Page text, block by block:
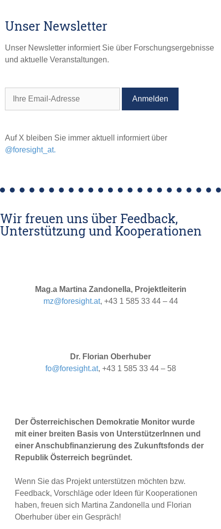
Unser Newsletter
Unser Newsletter informiert Sie über Forschungsergebnisse
und aktuelle Veranstaltungen.
Auf X bleiben Sie immer aktuell informiert über
@foresight_at.
Wir freuen uns über Feedback,
Unterstützung und Kooperationen
Mag.a Martina Zandonella, Projektleiterin
mz@foresight.at, +43 1 585 33 44 – 44
Dr. Florian Oberhuber
fo@foresight.at, +43 1 585 33 44 – 58
Der Österreichischen Demokratie Monitor wurde
mit einer breiten Basis von UnterstützerInnen und
einer Anschubfinanzierung des Zukunftsfonds der
Republik Österreich begründet.
Wenn Sie das Projekt unterstützen möchten bzw.
Feedback, Vorschläge oder Ideen für Kooperationen
haben, freuen sich Martina Zandonella und Florian
Oberhuber über ein Gespräch!